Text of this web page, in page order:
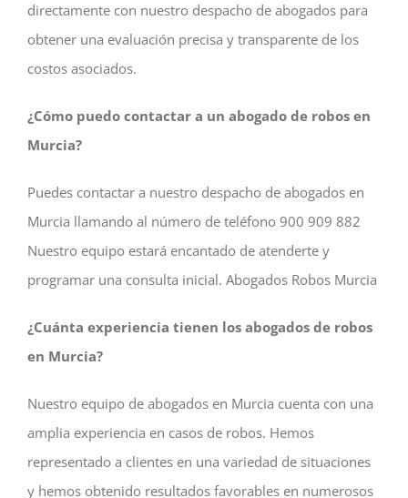
directamente con nuestro despacho de abogados para
obtener una evaluación precisa y transparente de los
costos asociados.
¿Cómo puedo contactar a un abogado de robos en
Murcia?
Puedes contactar a nuestro despacho de abogados en
Murcia llamando al número de teléfono 900 909 882
Nuestro equipo estará encantado de atenderte y
programar una consulta inicial. Abogados Robos Murcia
¿Cuánta experiencia tienen los abogados de robos
en Murcia?
Nuestro equipo de abogados en Murcia cuenta con una
amplia experiencia en casos de robos. Hemos
representado a clientes en una variedad de situaciones
y hemos obtenido resultados favorables en numerosos